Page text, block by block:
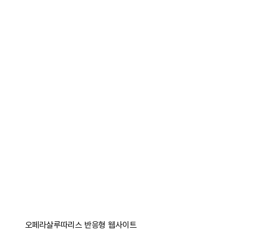
오페라살루따리스 반응형 웹사이트